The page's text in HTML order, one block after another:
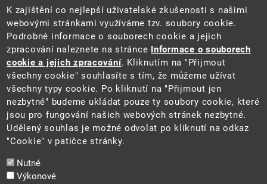
Pro média a veřejnost
Povinně zveřejňované informace
Kontakty
Přistupnost budovy úřadu MŽP
(PDF, 204 kB)
Web
Aktuality
Ochrana osobních údajů
Prohlášení o přístupnosti
Zásady používání cookies
Mapa webu
K zajištění co nejlepší uživatelské zkušenosti s našimi
webovými stránkami využíváme tzv. soubory cookie.
Podrobné informace o souborech cookie a jejich
zpracování naleznete na stránce Informace o souborech
cookie a jejich zpracování. Kliknutím na "Přijmout
všechny cookie" souhlasíte s tím, že můžeme užívat
všechny typy cookie. Po kliknutí na "Přijmout jen
nezbytné" budeme ukládat pouze ty soubory cookie, které
jsou pro fungování našich webových stránek nezbytné.
Udělený souhlas je možné odvolat po kliknutí na odkaz
"Cookie" v patičce stránky.
Nutné
Výkonové